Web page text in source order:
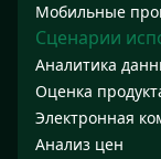
Мобильные
Сценарии
Аналитика
Оценка
Электронная
Анализ цен